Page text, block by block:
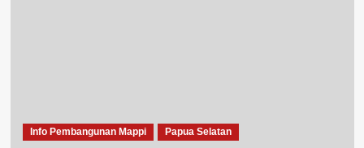
Info Pembangunan Mappi Papua Selatan